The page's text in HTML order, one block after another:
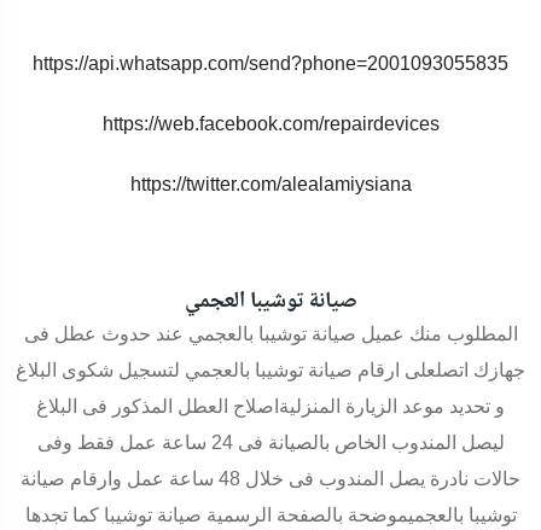
https://api.whatsapp.com/send?phone=2001093055835
https://web.facebook.com/repairdevices
https://twitter.com/alealamiysiana
صيانة توشيبا العجمي
المطلوب منك عميل صيانة توشيبا بالعجمي عند حدوث عطل فى
جهازك اتصلعلى ارقام صيانة توشيبا بالعجمي لتسجيل شكوى البلاغ
و تحديد موعد الزيارة المنزليةاصلاح العطل المذكور فى البلاغ
ليصل المندوب الخاص بالصيانة فى 24 ساعة عمل فقط وفى
حالات نادرة يصل المندوب فى خلال 48 ساعة عمل وارقام صيانة
توشيبا بالعجميموضحة بالصفحة الرسمية صيانة توشيبا كما تجدها